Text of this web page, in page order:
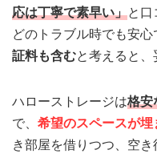
応は丁寧で素早い」と
どのトラブル時でも安心
証料も含むと考えると、
ハローストレージは格安
で、 希望のスペースが
き部屋を借りつつ、空き